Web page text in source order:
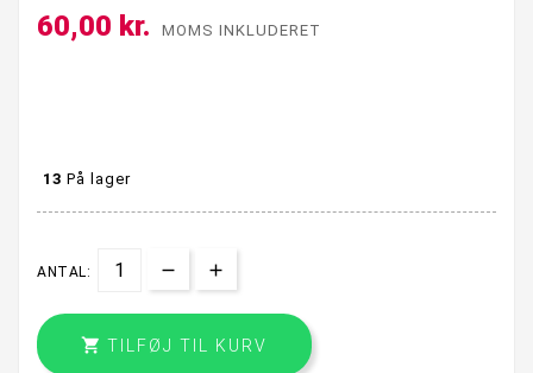
60,00 kr. MOMS INKLUDERET
13 På lager
ANTAL:
 TILFØJ TIL KURV